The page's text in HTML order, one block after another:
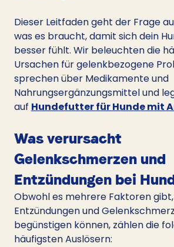
Dieser Leitfaden geht der Frage
was es braucht, damit sich dein
besser fühlt. Wir beleuchten die
Ursachen für gelenkbezogene
sprechen über Medikamente und
Nahrungsergänzungsmittel und
auf Hundefutter für Hunde mit
Was verursacht
Gelenkschmerzen und
Entzündungen bei
Obwohl es mehrere Faktoren
Entzündungen und
begünstigen können, zählen die
häufigsten Auslösern: